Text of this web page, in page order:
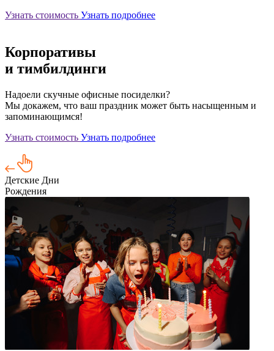
Узнать стоимость Узнать подробнее
Корпоративы
и тимбилдинги
Надоели скучные офисные посиделки?
Мы докажем, что ваш праздник может быть насыщенным и
запоминающимся!
Узнать стоимость Узнать подробнее
Детские Дни
Рождения